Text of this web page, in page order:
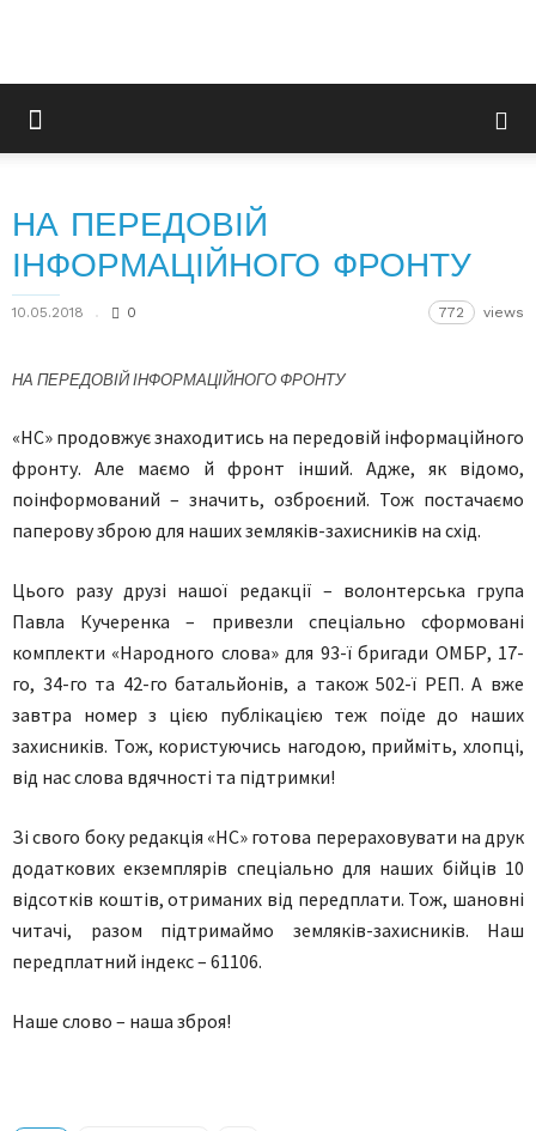
НА ПЕРЕДОВІЙ
ІНФОРМАЦІЙНОГО ФРОНТУ
10.05.2018 0 772 views
НА ПЕРЕДОВІЙ ІНФОРМАЦІЙНОГО ФРОНТУ
«НС» продовжує знаходитись на передовій інформаційного
фронту. Але маємо й фронт інший. Адже, як відомо,
поінформований – значить, озброєний. Тож постачаємо
паперову зброю для наших земляків-захисників на схід.
Цього разу друзі нашої редакції – волонтерська група
Павла Кучеренка – привезли спеціально сформовані
комплекти «Народного слова» для 93-ї бригади ОМБР, 17-
го, 34-го та 42-го батальйонів, а також 502-ї РЕП. А вже
завтра номер з цією публікацією теж поїде до наших
захисників. Тож, користуючись нагодою, прийміть, хлопці,
від нас слова вдячності та підтримки!
Зі свого боку редакція «НС» готова перераховувати на друк
додаткових екземплярів спеціально для наших бійців 10
відсотків коштів, отриманих від передплати. Тож, шановні
читачі, разом підтримаймо земляків-захисників. Наш
передплатний індекс – 61106.
Наше слово – наша зброя!